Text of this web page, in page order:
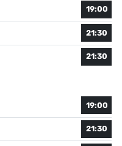
19:00
21:30
21:30
19:00
21:30